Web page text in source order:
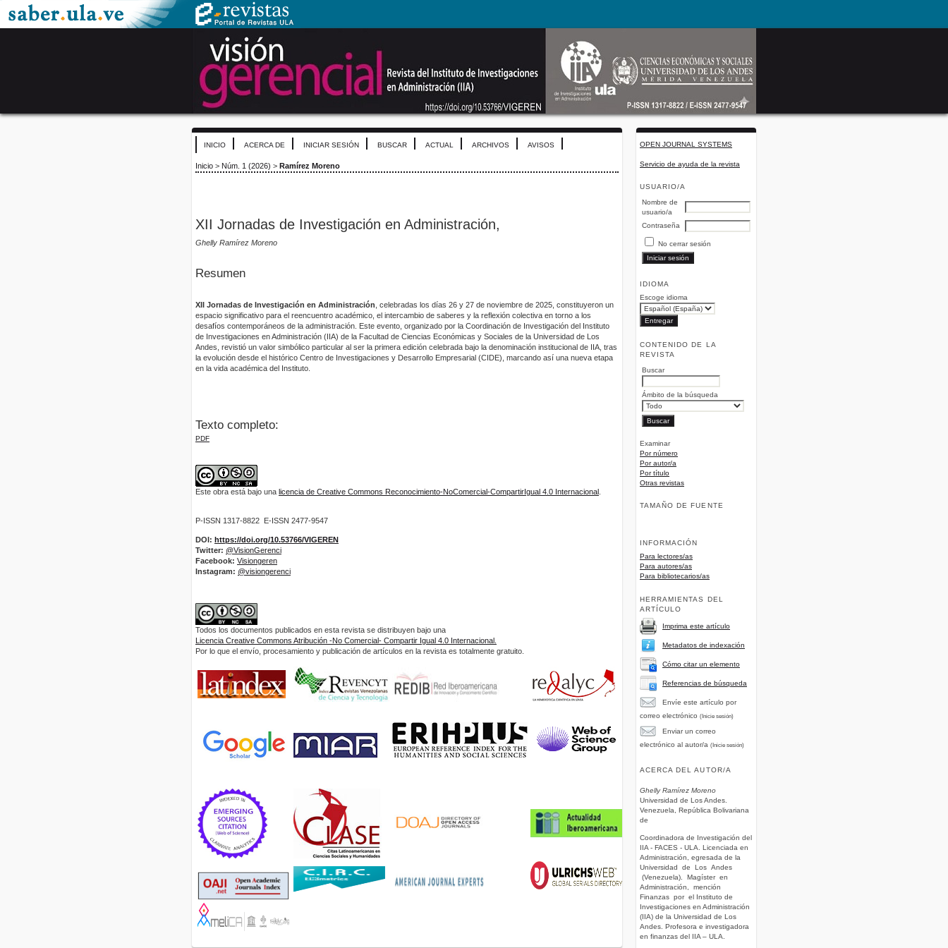
OPEN JOURNAL SYSTEMS
Servicio de ayuda de la revista
USUARIO/A
Nombre de
usuario/a
Contraseña
No cerrar sesión
IDIOMA
Escoge idioma
CONTENIDO DE LA
REVISTA
Buscar
Ámbito de la búsqueda
Examinar
Por número
Por autor/a
Por título
Otras revistas
TAMAÑO DE FUENTE
INFORMACIÓN
Para lectores/as
Para autores/as
Para bibliotecarios/as
HERRAMIENTAS DEL
ARTÍCULO
Imprima este artículo
Metadatos de indexación
Cómo citar un elemento
Referencias de búsqueda
Envíe este artículo por
correo electrónico (Inicie sesión)
Enviar un correo
electrónico al autor/a (Inicie sesión)
ACERCA DEL AUTOR/A
Ghelly Ramírez Moreno
Universidad de Los Andes.
Venezuela, República Bolivariana
de
Coordinadora de Investigación del
IIA - FACES - ULA. Licenciada en
Administración, egresada de la
Universidad de Los Andes
(Venezuela). Magíster en
Administración, mención
Finanzas por el Instituto de
Investigaciones en Administración
(IIA) de la Universidad de Los
Andes. Profesora e investigadora
en finanzas del IIA – ULA.
INICIO ACERCA DE INICIAR SESIÓN BUSCAR ACTUAL ARCHIVOS AVISOS
Inicio > Núm. 1 (2026) > Ramírez Moreno
XII Jornadas de Investigación en Administración,
Ghelly Ramírez Moreno
Resumen
XII Jornadas de Investigación en Administración , celebradas los días 26 y 27 de noviembre de 2025, constituyeron un
espacio significativo para el reencuentro académico, el intercambio de saberes y la reflexión colectiva en torno a los
desafíos contemporáneos de la administración. Este evento, organizado por la Coordinación de Investigación del Instituto
de Investigaciones en Administración (IIA) de la Facultad de Ciencias Económicas y Sociales de la Universidad de Los
Andes, revistió un valor simbólico particular al ser la primera edición celebrada bajo la denominación institucional de IIA, tras
la evolución desde el histórico Centro de Investigaciones y Desarrollo Empresarial (CIDE), marcando así una nueva etapa
en la vida académica del Instituto.
Texto completo:
PDF
Este obra está bajo una licencia de Creative Commons Reconocimiento-NoComercial-CompartirIgual 4.0 Internacional
P-ISSN 1317-8822 E-ISSN 2477-9547
DOI: https://doi.org/10.53766/VIGEREN
Twitter: @VisionGerenci
Facebook: Visiongeren
Instagram: @visiongerenci
Todos los documentos publicados en esta revista se distribuyen bajo una
Licencia Creative Commons Atribución -No Comercial- Compartir Igual 4.0 Internacional.
Por lo que el envío, procesamiento y publicación de artículos en la revista es totalmente gratuito.